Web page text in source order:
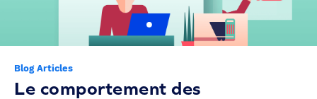
Blog Articles
Le comportement des